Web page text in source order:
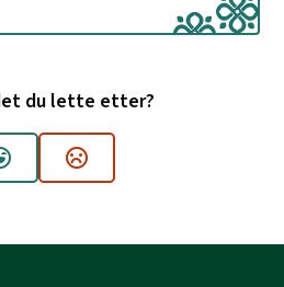
du lette etter?
Ja Nei